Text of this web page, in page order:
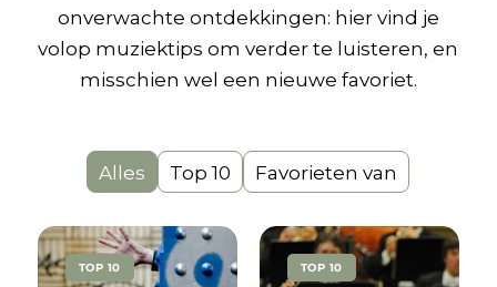
onverwachte ontdekkingen: hier vind je
volop muziektips om verder te luisteren, en
misschien wel een nieuwe favoriet.
Alles Top 10 Favorieten van
TOP 10 TOP 10